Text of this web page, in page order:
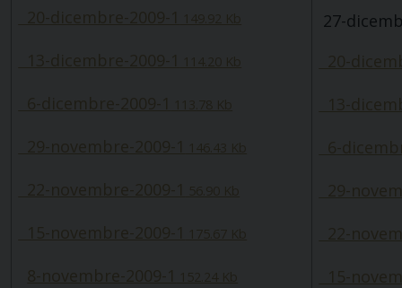
20-dicembre-2009-1 149.92 Kb
13-dicembre-2009-1 114.20 Kb
6-dicembre-2009-1 113.78 Kb
29-novembre-2009-1 146.43 Kb
22-novembre-2009-1 56.90 Kb
15-novembre-2009-1 175.67 Kb
8-novembre-2009-1 152.24 Kb
27-
20-
13-
6-
29-
22-
15-